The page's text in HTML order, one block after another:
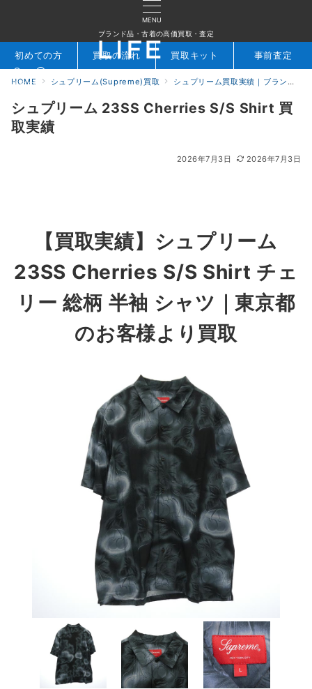
MENU
ブランド品・古着の高価買取・査定
検索 お問合せ
初めての方 買取の流れ 買取キット 事前査定
HOME シュプリーム(Supreme)買取 シュプリーム買取実績｜ブランド専門店LIFE
シュプリーム 23SS Cherries S/S Shirt 買
取実績
2026年7月3日 2026年7月3日
【買取実績】 シュプリーム
23SS Cherries S/S Shirt チェ
リー 総柄 半袖 シャツ ｜東京都
のお客様より買取